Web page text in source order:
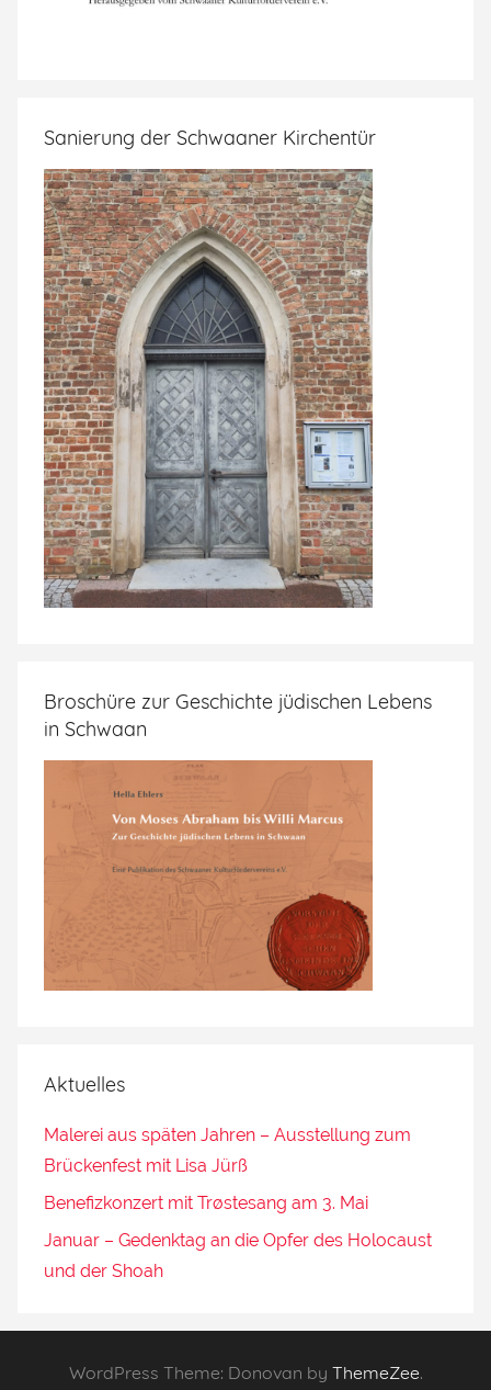
Sanierung der Schwaaner Kirchentür
Broschüre zur Geschichte jüdischen Lebens
in Schwaan
Aktuelles
Malerei aus späten Jahren – Ausstellung zum
Brückenfest mit Lisa Jürß
Benefizkonzert mit Trøstesang am 3. Mai
Januar – Gedenktag an die Opfer des Holocaust
und der Shoah
WordPress Theme: Donovan by ThemeZee.